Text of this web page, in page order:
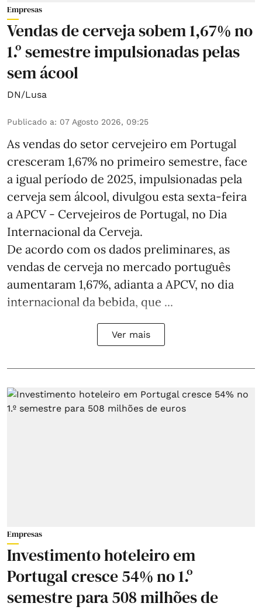
Empresas
Vendas de cerveja sobem 1,67% no
1.º semestre impulsionadas pelas
sem ácool
DN/Lusa
Publicado a: 07 Agosto 2026, 09:25
As vendas do setor cervejeiro em Portugal
cresceram 1,67% no primeiro semestre, face
a igual período de 2025, impulsionadas pela
cerveja sem álcool, divulgou esta sexta-feira
a APCV - Cervejeiros de Portugal, no Dia
Internacional da Cerveja.
De acordo com os dados preliminares, as
vendas de cerveja no mercado português
aumentaram 1,67%, adianta a APCV, no dia
internacional da bebida, que ...
Ver mais
Empresas
Investimento hoteleiro em
Portugal cresce 54% no 1.º
semestre para 508 milhões de